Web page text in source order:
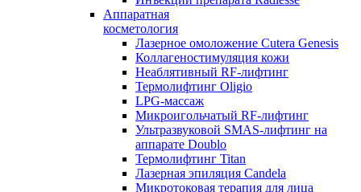
Аппаратная
косметология
Лазерное омоложение Cutera Genesis
Коллагеностимуляция кожи
Неаблятивный RF-лифтинг
Термолифтинг Oligio
LPG-массаж
Микроигольчатый RF-лифтинг
Ультразвуковой SMAS-лифтинг на
аппарате Doublo
Термолифтинг Titan
Лазерная эпиляция Сandela
Микротоковая терапия для лица